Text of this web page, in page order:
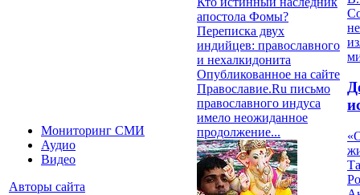
Мониторинг СМИ
Аудио
Видео
Авторы сайта
апостола Фомы?
Переписка двух
индийцев: православного
и нехалкидонита
Опубликованное на сайте
Православие.Ru письмо
православного индуса
имело неожиданное
продолжение...